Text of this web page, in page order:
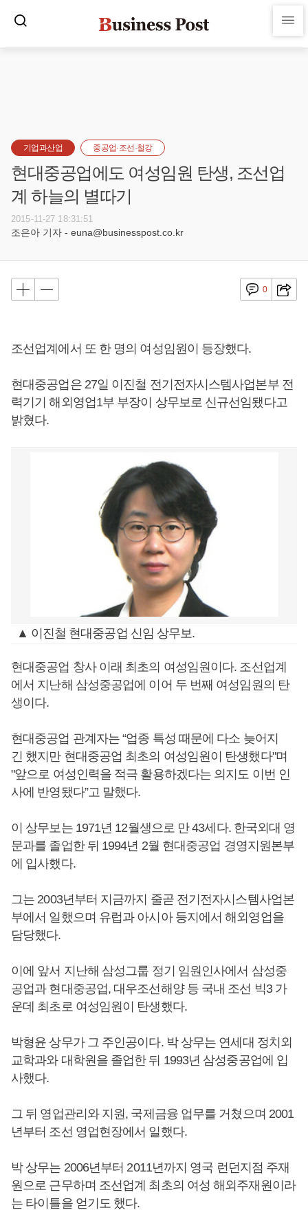
기업과산업 중공업·조선·철강
현대중공업에도 여성임원 탄생, 조선업
계 하늘의 별따기
2015-11-27 18:31:51
조은아 기자 - euna@businesspost.co.kr
0
조선업계에서 또 한 명의 여성임원이 등장했다.
현대중공업은 27일 이진철 전기전자시스템사업본부 전
력기기 해외영업1부 부장이 상무보로 신규선임됐다고
밝혔다.
▲ 이진철 현대중공업 신임 상무보.
현대중공업 창사 이래 최초의 여성임원이다. 조선업계
에서 지난해 삼성중공업에 이어 두 번째 여성임원의 탄
생이다.
현대중공업 관계자는 “업종 특성 때문에 다소 늦어지
긴 했지만 현대중공업 최초의 여성임원이 탄생했다"며
"앞으로 여성인력을 적극 활용하겠다는 의지도 이번 인
사에 반영됐다”고 말했다.
이 상무보는 1971년 12월생으로 만 43세다. 한국외대 영
문과를 졸업한 뒤 1994년 2월 현대중공업 경영지원본부
에 입사했다.
그는 2003년부터 지금까지 줄곧 전기전자시스템사업본
부에서 일했으며 유럽과 아시아 등지에서 해외영업을
담당했다.
이에 앞서 지난해 삼성그룹 정기 임원인사에서 삼성중
공업과 현대중공업, 대우조선해양 등 국내 조선 빅3 가
운데 최초로 여성임원이 탄생했다.
박형윤 상무가 그 주인공이다. 박 상무는 연세대 정치외
교학과와 대학원을 졸업한 뒤 1993년 삼성중공업에 입
사했다.
그 뒤 영업관리와 지원, 국제금융 업무를 거쳤으며 2001
년부터 조선 영업현장에서 일했다.
박 상무는 2006년부터 2011년까지 영국 런던지점 주재
원으로 근무하며 조선업계 최초의 여성 해외주재원이라
는 타이틀을 얻기도 했다.